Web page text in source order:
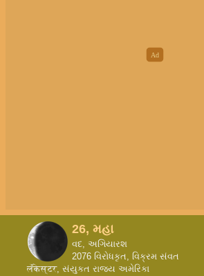
26, મહા
વદ, અગિયારશ
2076 વિરોધકૃત, વિક્રમ સંવત
लँकेस्टर, સંયુકત રાજ્ય અમેરિકા